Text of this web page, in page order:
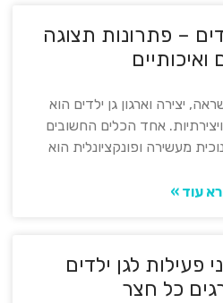
– פתרונות תצוגה
ואיכותיים
יצירה וארגון גן ילדים הוא
אחד הכלים החשובים
מעשירה ופונקציונלית הוא
עוד »
פעילות לגן ילדים
כל חצר